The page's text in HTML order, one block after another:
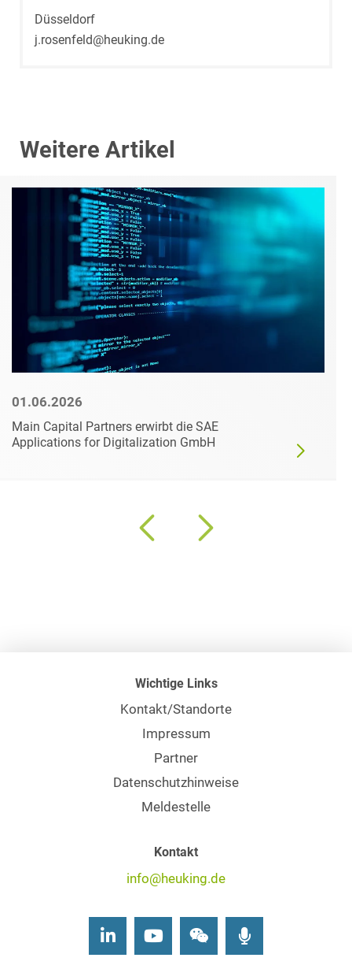
Düsseldorf
j.rosenfeld@heuking.de
Weitere Artikel
01.06.2026
Main Capital Partners erwirbt die SAE
Applications for Digitalization GmbH
Wichtige Links
Kontakt/Standorte
Impressum
Partner
Datenschutzhinweise
Meldestelle
Kontakt
info@heuking.de
LinkedInYoutubeWechat